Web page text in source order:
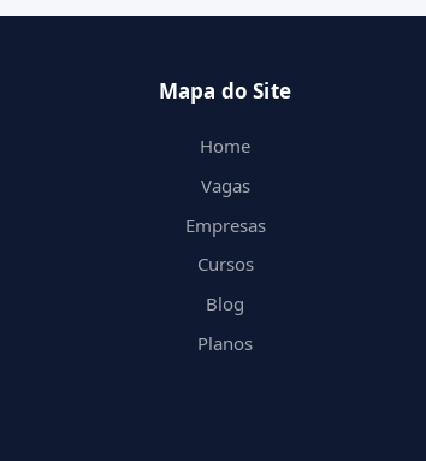
Mapa do Site
Home
Vagas
Empresas
Cursos
Blog
Planos